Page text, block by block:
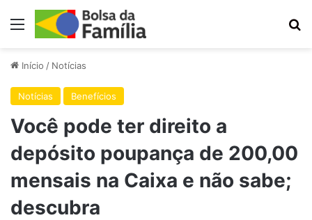
Menu
Início / Notícias
Notícias Benefícios
Você pode ter direito a
depósito poupança de 200,00
mensais na Caixa e não sabe;
descubra